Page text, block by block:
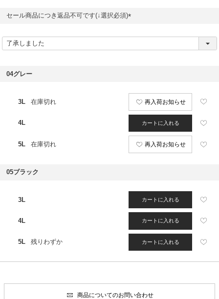
セール商品につき返品不可です(↓選択必須)
必
04グレー
3L 在庫切れ 再入荷お知らせ
4L カートに入れる
5L 在庫切れ 再入荷お知らせ
05ブラック
3L カートに入れる
4L カートに入れる
5L 残りわずか カートに入れる
商品についてのお問い合わせ